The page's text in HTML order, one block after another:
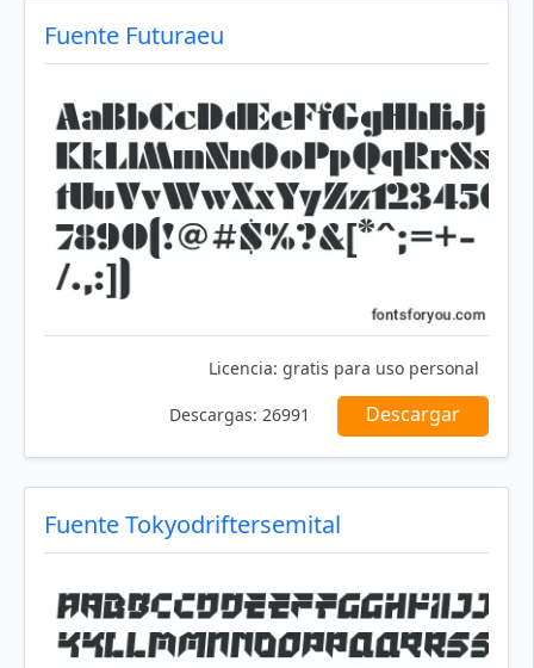
Fuente Futuraeu
Licencia: gratis para uso personal
Descargas: 26991 Descargar
Fuente Tokyodriftersemital